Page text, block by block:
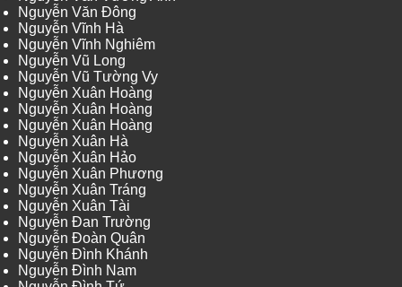
Nguyễn Văn Đông
Nguyễn Vĩnh Hà
Nguyễn Vĩnh Nghiêm
Nguyễn Vũ Long
Nguyễn Vũ Tường Vy
Nguyễn Xuân Hoàng
Nguyễn Xuân Hoàng
Nguyễn Xuân Hoàng
Nguyễn Xuân Hà
Nguyễn Xuân Hảo
Nguyễn Xuân Phương
Nguyễn Xuân Tráng
Nguyễn Xuân Tài
Nguyễn Đan Trường
Nguyễn Đoàn Quân
Nguyễn Đình Khánh
Nguyễn Đình Nam